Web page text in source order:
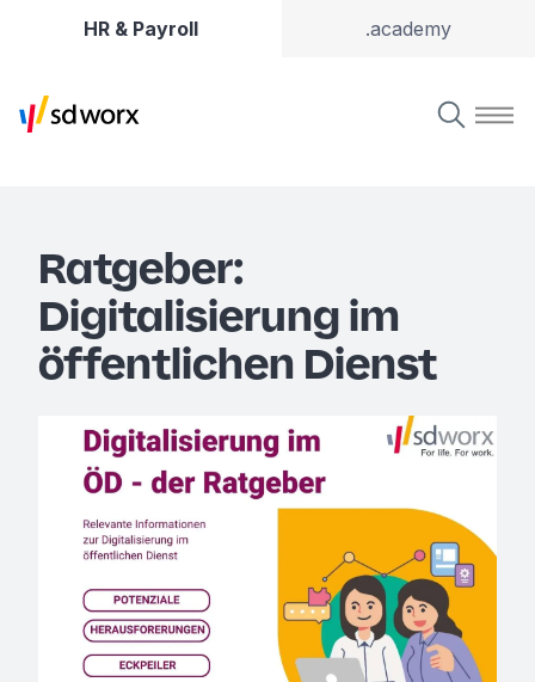
HR & Payroll .academy
Ratgeber:
Digitalisierung im
öffentlichen Dienst